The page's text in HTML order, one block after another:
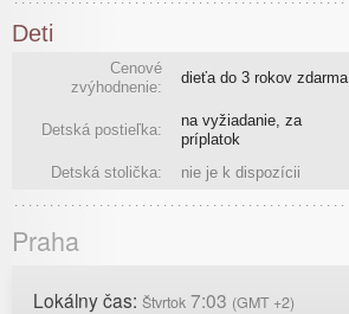
Deti
Cenové
zvýhodnenie:
dieťa do 3 rokov zdarma
Detská postieľka:
na vyžiadanie, za
príplatok
Detská stolička:
nie je k dispozícii
Praha
Lokálny čas: Štvrtok 7:03 (GMT +2)